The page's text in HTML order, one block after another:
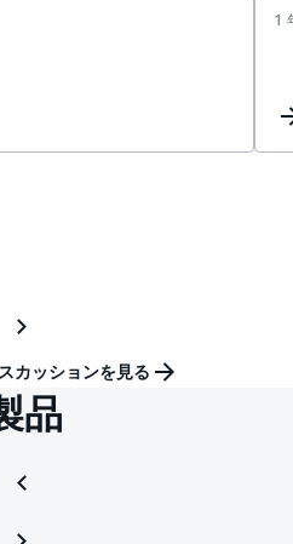
1
カッションを見る
品